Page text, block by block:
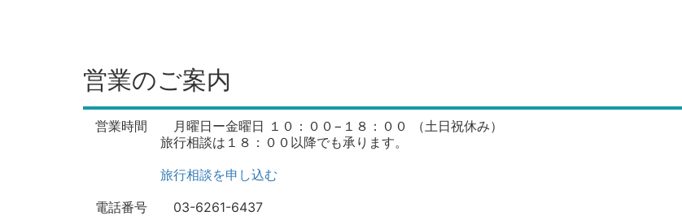
営業のご案内
営業時間 月曜日ー金曜日 １０：００−１８：００ （土日祝休み）
旅行相談は１８：００以降でも承ります。
旅行相談を申し込む
電話番号 03-6261-6437